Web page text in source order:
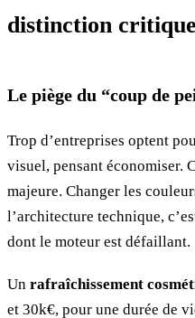
distinction
Le piège du “coup de
Trop d’entreprises optent
visuel, pensant économiser.
majeure. Changer les
l’architecture technique,
dont le moteur est défaillant.
Un rafraîchissement
et 30k€, pour une durée de